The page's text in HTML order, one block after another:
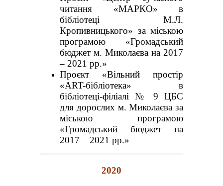
читання «МАРКО» в
бібліотеці М.Л.
Кропивницького» за міською
програмою «Громадський
бюджет м. Миколаєва на 2017
– 2021 рр.»
Проєкт «Вільний простір
«ART-бібліотека» в
бібліотеці-філіалі № 9 ЦБС
для дорослих м. Миколаєва за
міською програмою
«Громадський бюджет на
2017 – 2021 рр.»
2020